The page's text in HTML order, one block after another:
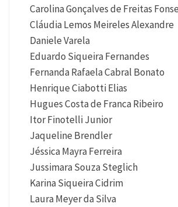
Carolina Gonçalves de Freitas
Cláudia Lemos Meireles Alexandre
Daniele Varela
Eduardo Siqueira Fernandes
Fernanda Rafaela Cabral Bonato
Henrique Ciabotti Elias
Hugues Costa de Franca Ribeiro
Itor Finotelli Junior
Jaqueline Brendler
Jéssica Mayra Ferreira
Jussimara Souza Steglich
Karina Siqueira Cidrim
Laura Meyer da Silva